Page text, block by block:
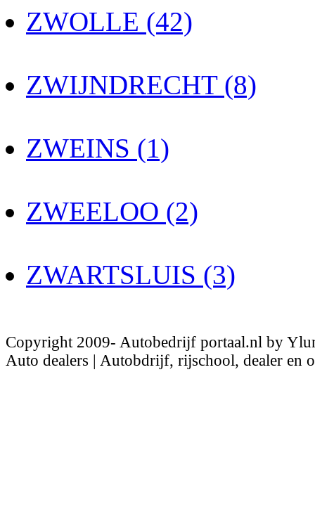
ZWOLLE (42)
ZWIJNDRECHT (8)
ZWEINS (1)
ZWEELOO (2)
ZWARTSLUIS (3)
Copyright 2009- Autobedrijf portaal.nl by
Auto dealers | Autobdrijf, rijschool, dealer en